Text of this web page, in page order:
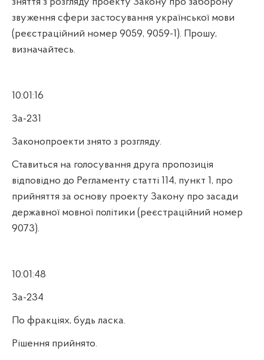
звуження сфери застосування української мови
(реєстраційний номер 9059, 9059-1). Прошу,
визначайтесь.
10:01:16
За-231
Законопроекти знято з розгляду.
Ставиться на голосування друга пропозиція
відповідно до Регламенту статті 114, пункт 1, про
прийняття за основу проекту Закону про засади
державної мовної політики (реєстраційний номер
9073).
10:01:48
За-234
По фракціях, будь ласка.
Рішення прийнято.